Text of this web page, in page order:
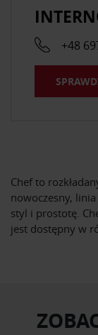
Chef to
nowoczesny,
styl i prostotę.
jest dostępny w
+48